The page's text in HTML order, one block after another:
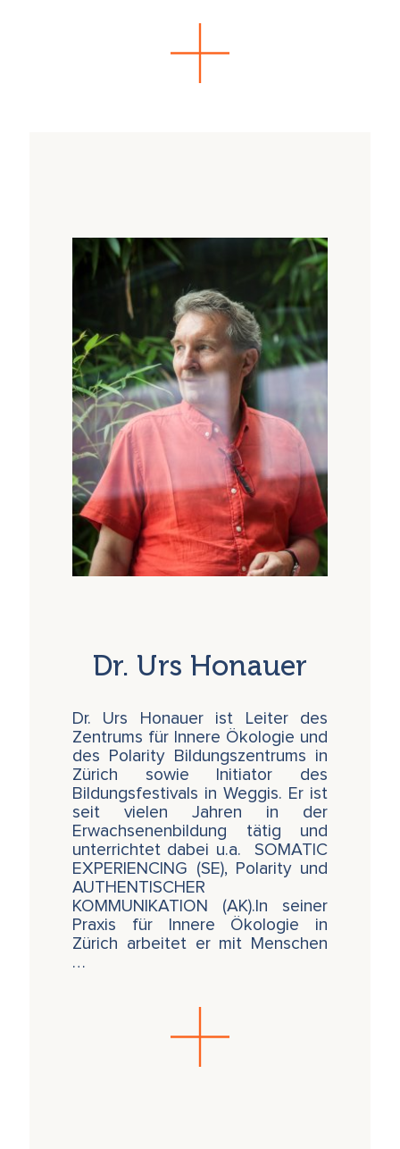
Dr. Urs Honauer
Dr. Urs Honauer ist Leiter des
Zentrums für Innere Ökologie und
des Polarity Bildungszentrums in
Zürich sowie Initiator des
Bildungsfestivals in Weggis. Er ist
seit vielen Jahren in der
Erwachsenenbildung tätig und
unterrichtet dabei u.a. SOMATIC
EXPERIENCING (SE), Polarity und
AUTHENTISCHER
KOMMUNIKATION (AK).In seiner
Praxis für Innere Ökologie in
Zürich arbeitet er mit Menschen
…